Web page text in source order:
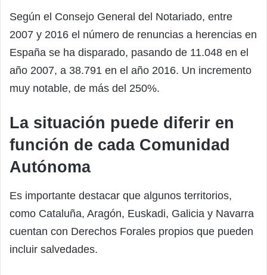
Según el Consejo General del Notariado, entre
2007 y 2016 el número de renuncias a herencias en
España se ha disparado, pasando de 11.048 en el
año 2007, a 38.791 en el año 2016. Un incremento
muy notable, de más del 250%.
La situación puede diferir en
función de cada Comunidad
Autónoma
Es importante destacar que algunos territorios,
como Cataluña, Aragón, Euskadi, Galicia y Navarra
cuentan con Derechos Forales propios que pueden
incluir salvedades.